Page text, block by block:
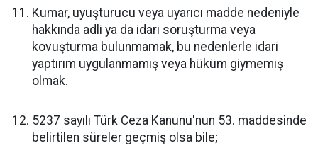
Kumar, uyuşturucu veya uyarıcı madde nedeniyle
hakkında adli ya da idari soruşturma veya
kovuşturma bulunmamak, bu nedenlerle idari
yaptırım uygulanmamış veya hüküm giymemiş
olmak.
5237 sayılı Türk Ceza Kanunu'nun 53. maddesinde
belirtilen süreler geçmiş olsa bile;